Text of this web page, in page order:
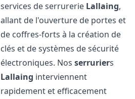
services de serrurerie Lallaing,
allant de l'ouverture de portes et
de coffres-forts à la création de
clés et de systèmes de sécurité
électroniques. Nosserruriers
Lallaing interviennent
rapidement et efficacement